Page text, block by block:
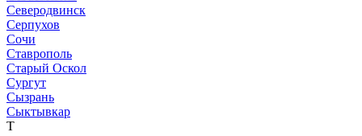
Северодвинск
Серпухов
Сочи
Ставрополь
Старый Оскол
Сургут
Сызрань
Сыктывкар
Т